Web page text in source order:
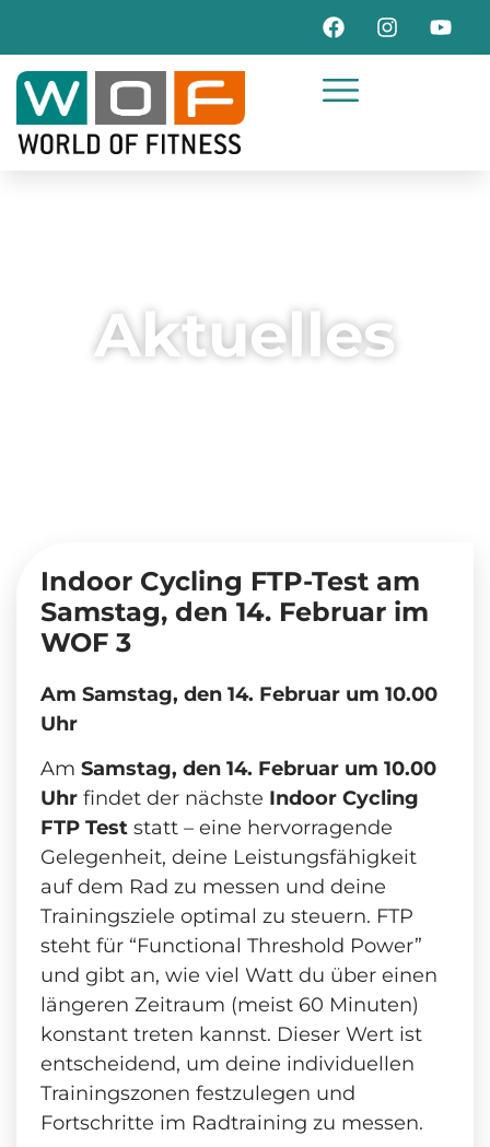
Aktuelles
Indoor Cycling FTP-Test am
Samstag, den 14. Februar im
WOF 3
Am Samstag, den 14. Februar um 10.00
Uhr
Am Samstag, den 14. Februar um 10.00
Uhr findet der nächste Indoor Cycling
FTP Test statt – eine hervorragende
Gelegenheit, deine Leistungsfähigkeit
auf dem Rad zu messen und deine
Trainingsziele optimal zu steuern. FTP
steht für “Functional Threshold Power”
und gibt an, wie viel Watt du über einen
längeren Zeitraum (meist 60 Minuten)
konstant treten kannst. Dieser Wert ist
entscheidend, um deine individuellen
Trainingszonen festzulegen und
Fortschritte im Radtraining zu messen.